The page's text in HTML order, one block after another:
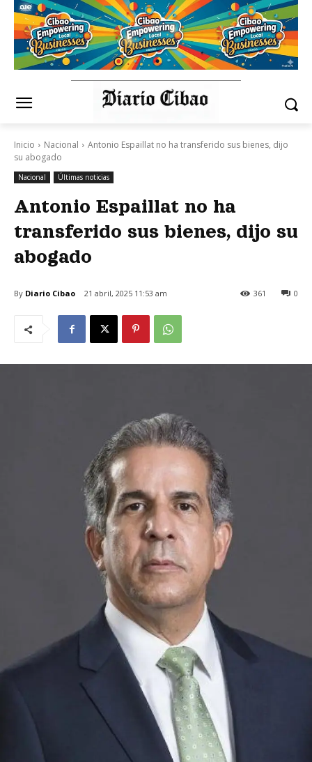
Inicio Nacional
Antonio Espaillat no ha transferido sus bienes, dijo
su abogado
Nacional Últimas noticias
Antonio Espaillat no ha
transferido sus bienes, dijo su
abogado
By Diario Cibao 21 abril, 2025 11:53 am 0
361